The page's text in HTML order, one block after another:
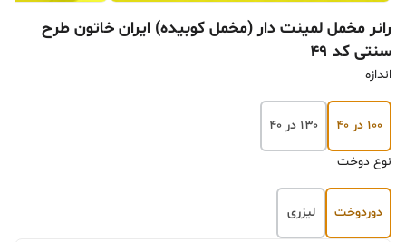
رانر مخمل لمینت دار (مخمل کوبیده) ایران خاتون طرح
سنتی کد ۴۹
اندازه
۱۰۰ در ۴۰ ۱۳۰ در ۴۰
نوع دوخت
دوردوخت لیزری